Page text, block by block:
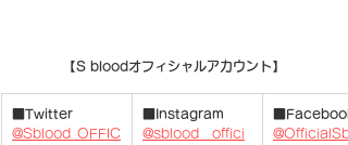
【S bloodオフィシャルアカウント】
■Twitter
@Sblood_OFFIC
■Instagram
@sblood__offici
■Facebook